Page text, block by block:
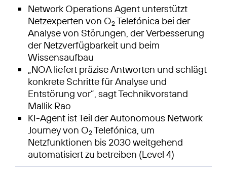
Network Operations Agent unterstützt
Netzexperten von O2Telefónica bei der
Analyse von Störungen, der Verbesserung
der Netzverfügbarkeit und beim
Wissensaufbau
„NOA liefert präzise Antworten und schlägt
konkrete Schritte für Analyse und
Entstörung vor”, sagt Technikvorstand
Mallik Rao
KI-Agent ist Teil der Autonomous Network
Journey von O2Telefónica, um
Netzfunktionen bis 2030 weitgehend
automatisiert zu betreiben (Level 4)